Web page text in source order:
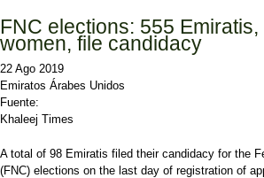
FNC elections: 555
women, file candidacy
22 Ago 2019
Emiratos Árabes Unidos
Fuente:
Khaleej Times
A total of 98 Emiratis filed their candidacy for the
(FNC) elections on the last day of registration of